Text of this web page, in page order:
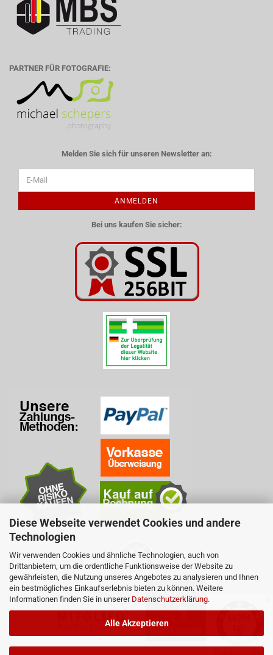
Diese Webseite verwendet Cookies und andere
Technologien
Wir verwenden Cookies und ähnliche Technologien, auch von
Drittanbietern, um die ordentliche Funktionsweise der Website zu
gewährleisten, die Nutzung unseres Angebotes zu analysieren und Ihnen
ein bestmögliches Einkaufserlebnis bieten zu können. Weitere
Informationen finden Sie in unserer Datenschutzerklärung.
Alle Akzeptieren
PARTNER FÜR FOTOGRAFIE:
Melden Sie sich für unseren Newsletter an:
ANMELDEN
Bei uns kaufen Sie sicher: